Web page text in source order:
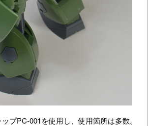
プPC-001を使用し、使用箇所は多数。